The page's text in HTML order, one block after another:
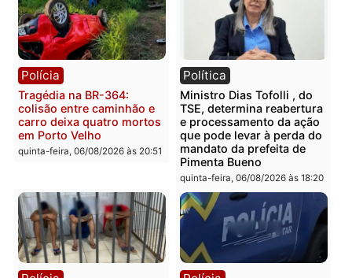
Polícia
Casal é preso pela PRF
com mais de 72 quilos de
mercúrio escondidos em
estepe em Porto Velho
sexta-feira, 07/08/2026 às 09:38
Polícia
Polícia Civil deflagra
operação contra facção
criminosa que atacava
provedores de internet
Rondônia
sexta-feira, 07/08/2026 às
Polícia Polícia